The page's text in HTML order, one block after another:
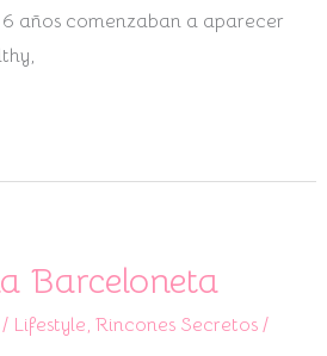
años comenzaban a aparecer
Barceloneta
/ Lifestyle, Rincones Secretos/